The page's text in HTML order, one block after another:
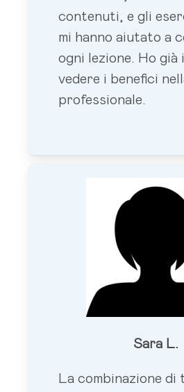
contenuti, e gli
mi hanno aiutato a
ogni lezione. Ho già
vedere i benefici
professionale.
Sara L.
La combinazione di